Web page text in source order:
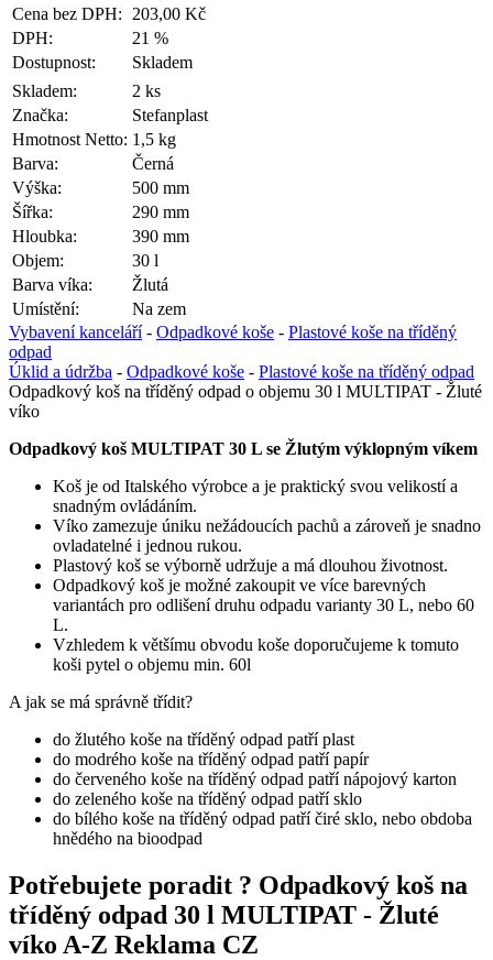
Cena bez DPH:
203,00 Kč
DPH:
21 %
Dostupnost:
Skladem
Skladem:
2 ks
Značka:
Stefanplast
Hmotnost Netto: 1,5 kg
Barva:
Černá
Výška:
500 mm
Šířka:
290 mm
Hloubka:
390 mm
Objem:
30 l
Barva víka:
Žlutá
Umístění:
Na zem
Vybavení kanceláří- Odpadkové koše - Plastové koše na tříděný
odpad
Úklid a údržba - Odpadkové koše - Plastové koše na tříděný odpad
Odpadkový koš na tříděný odpad o objemu 30 l MULTIPAT - Žluté
víko
Odpadkový koš MULTIPAT 30 L se Žlutým výklopným víkem
Koš je od Italského výrobce a je praktický svou velikostí a
snadným ovládáním.
Víko zamezuje úniku nežádoucích pachů a zároveň je snadno
ovladatelné i jednou rukou.
Plastový koš se výborně udržuje a má dlouhou životnost.
Odpadkový koš je možné zakoupit ve více barevných
variantách pro odlišení druhu odpadu varianty 30 L, nebo 60
L.
Vzhledem k většímu obvodu koše doporučujeme k tomuto
koši pytel o objemu min. 60l
A jak se má správně třídit?
do žlutého koše na tříděný odpad patří plast
do modrého koše na tříděný odpad patří papír
do červeného koše na tříděný odpad patří nápojový karton
do zeleného koše na tříděný odpad patří sklo
do bílého koše na tříděný odpad patří čiré sklo, nebo obdoba
hnědého na bioodpad
Potřebujete poradit ? Odpadkový koš na
tříděný odpad 30 l MULTIPAT - Žluté
víko A-Z Reklama CZ